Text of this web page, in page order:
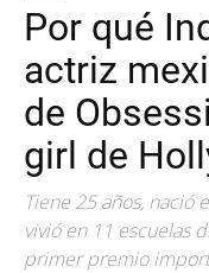
Por qué
actriz
de
girl de
Tiene 25 años, nació
vivió en 11 escuelas
primer premio